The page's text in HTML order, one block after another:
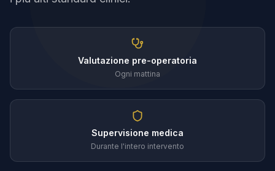
Valutazione pre-operatoria
Ogni mattina
Supervisione medica
Durante l'intero intervento